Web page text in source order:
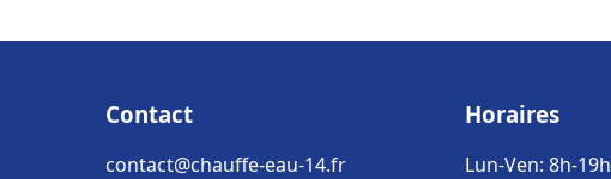
Contact
contact@chauffe-eau-14.fr
Horaires
Lun-Ven: 8h-19h